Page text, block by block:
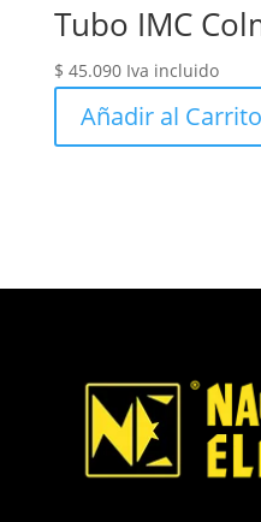
Tubo IMC
$ 45.090 Iva incluido
Añadir al Carrito